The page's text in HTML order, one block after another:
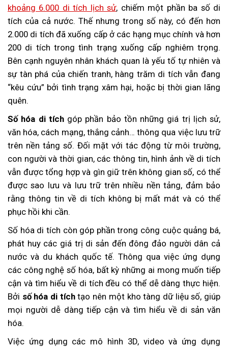
khoảng 6.000 di tích lịch sử, chiếm một phần ba số di
tích của cả nước. Thế nhưng trong số này, có đến hơn
2.000 di tích đã xuống cấp ở các hạng mục chính và hơn
200 di tích trong tình trạng xuống cấp nghiêm trọng.
Bên cạnh nguyên nhân khách quan là yếu tố tự nhiên và
sự tàn phá của chiến tranh, hàng trăm di tích vẫn đang
“kêu cứu” bởi tình trạng xâm hại, hoặc bị thời gian lãng
quên.
Số hóa di tíchgóp phần bảo tồn những giá trị lịch sử,
văn hóa, cách mạng, thắng cảnh… thông qua việc lưu trữ
trên nền tảng số. Đối mặt với tác động từ môi trường,
con người và thời gian, các thông tin, hình ảnh về di tích
vẫn được tổng hợp và gìn giữ trên không gian số, có thể
được sao lưu và lưu trữ trên nhiều nền tảng, đảm bảo
rằng thông tin về di tích không bị mất mát và có thể
phục hồi khi cần.
Số hóa di tích còn góp phần trong công cuộc quảng bá,
phát huy các giá trị di sản đến đông đảo người dân cả
nước và du khách quốc tế. Thông qua việc ứng dụng
các công nghệ số hóa, bất kỳ những ai mong muốn tiếp
cận và tìm hiểu về di tích đều có thể dễ dàng thực hiện.
Bởi số hóa di tíchtạo nên một kho tàng dữ liệu số, giúp
mọi người dễ dàng tiếp cận và tìm hiểu về di sản văn
hóa.
Việc ứng dụng các mô hình 3D, video và ứng dụng